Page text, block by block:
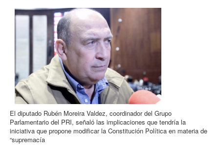
El diputado Rubén Moreira Valdez, coordinador del Grupo
Parlamentario del PRI, señaló las implicaciones que tendría la
iniciativa que propone modificar la Constitución Política en materia de
“supremacía